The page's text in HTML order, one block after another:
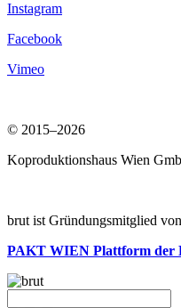
Instagram
Facebook
Vimeo
© 2015–2026
Koproduktionshaus Wien
brut ist Gründungsmitglied von
PAKT WIEN Plattform der